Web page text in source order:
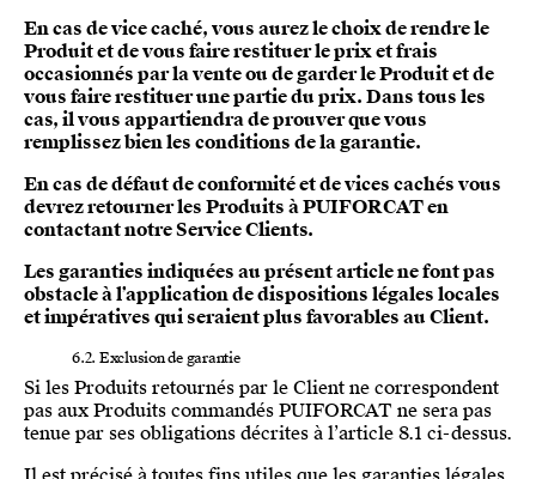
En cas de vice caché, vous aurez le choix de rendre le
Produit et de vous faire restituer le prix et frais
occasionnés par la vente ou de garder le Produit et de
vous faire restituer une partie du prix. Dans tous les
cas, il vous appartiendra de prouver que vous
remplissez bien les conditions de la garantie.
En cas de défaut de conformité et de vices cachés vous
devrez retourner les Produits à PUIFORCAT en
contactant notre Service Clients.
Les garanties indiquées au présent article ne font pas
obstacle à l’application de dispositions légales locales
et impératives qui seraient plus favorables au Client.
6.2. Exclusion de garantie
Si les Produits retournés par le Client ne correspondent
pas aux Produits commandés PUIFORCAT ne sera pas
tenue par ses obligations décrites à l’article 8.1 ci-dessus.